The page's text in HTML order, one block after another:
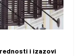
i izazovi